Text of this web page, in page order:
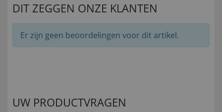
DIT ZEGGEN ONZE KLANTEN
Er zijn geen beoordelingen voor dit artikel.
UW PRODUCTVRAGEN